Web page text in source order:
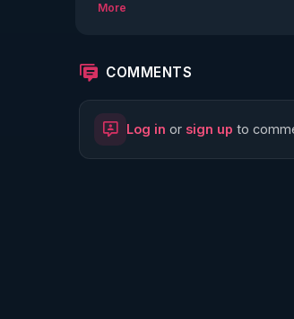
🌱 LE MAGAZINE RÉGÉNÈRE
http://rgnr.li/ymag
More
COMMENTS
Log in or sign up to